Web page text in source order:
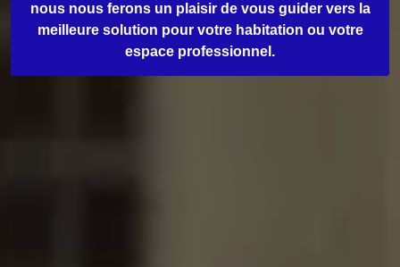
nous nous ferons un plaisir de vous guider vers la
meilleure solution pour votre habitation ou votre
espace professionnel.